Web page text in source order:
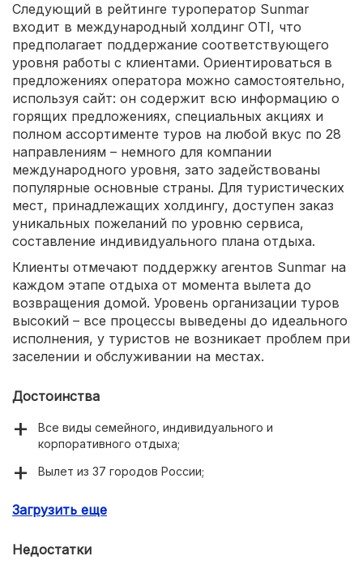
Следующий в рейтинге туроператор Sunmar
входит в международный холдинг OTI, что
предполагает поддержание соответствующего
уровня работы с клиентами. Ориентироваться в
предложениях оператора можно самостоятельно,
используя сайт: он содержит всю информацию о
горящих предложениях, специальных акциях и
полном ассортименте туров на любой вкус по 28
направлениям – немного для компании
международного уровня, зато задействованы
популярные основные страны. Для туристических
мест, принадлежащих холдингу, доступен заказ
уникальных пожеланий по уровню сервиса,
составление индивидуального плана отдыха.
Клиенты отмечают поддержку агентов Sunmar на
каждом этапе отдыха от момента вылета до
возвращения домой. Уровень организации туров
высокий – все процессы выведены до идеального
исполнения, у туристов не возникает проблем при
заселении и обслуживании на местах.
Достоинства
Все виды семейного, индивидуального и
корпоративного отдыха;
Вылет из 37 городов России;
поездки;
Загрузить еще
Недостатки